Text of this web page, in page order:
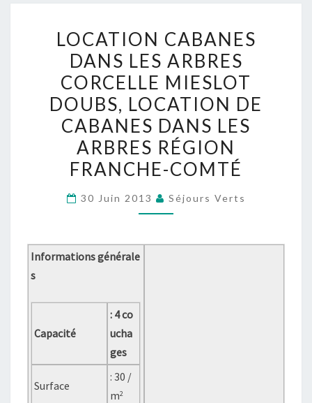
CABANES
DANS
LES
ARBRES
CORCELLE
MIESLOT
DOUBS,
LOCATION
DE
CABANES
LES
LOCATION CABANES
DANS LES ARBRES
CORCELLE MIESLOT
DOUBS, LOCATION DE
CABANES DANS LES
ARBRES RÉGION
FRANCHE-COMTÉ
30 Juin 2013 Séjours Verts
Informations générale
s
Capacité
: 4 co
ucha
ges
Surface
: 30 /
m2